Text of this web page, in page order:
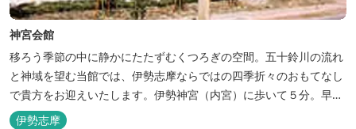
神宮会館
移ろう季節の中に静かにたたずむくつろぎの空間。五十鈴川の流れ
と神域を望む当館では、伊勢志摩ならではの四季折々のおもてなし
で貴方をお迎えいたします。伊勢神宮（内宮）に歩いて５分。早朝
参拝を体験できます。
伊勢志摩